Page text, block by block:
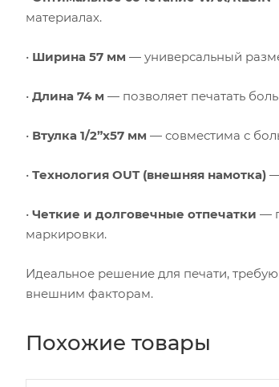
материалах.
• Ширина 57 мм — универсальный
• Длина 74 м — позволяет печатать
• Втулка 1/2”x57 мм — совместима с
• Технология OUT (внешняя намотка)
• Четкие и долговечные отпечатки —
маркировки.
Идеальное решение для печати,
внешним факторам.
Похожие товары